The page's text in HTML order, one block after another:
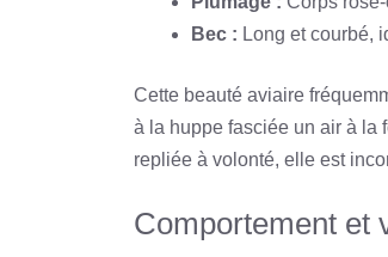
Bec : Long et courbé,
Cette beauté aviaire
à la huppe fasciée un air à la
repliée à volonté, elle est
Comportement et